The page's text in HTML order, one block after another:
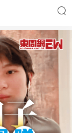
財經
生活